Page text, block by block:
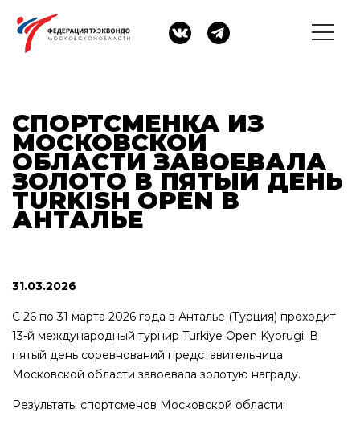
СПОРТСМЕНКА ИЗ
МОСКОВСКОЙ
ОБЛАСТИ ЗАВОЕВАЛА
ЗОЛОТО В ПЯТЫЙ ДЕНЬ
TURKISH OPEN В
АНТАЛЬЕ
31.03.2026
С 26 по 31 марта 2026 года в Анталье (Турция) проходит
13-й международный турнир Turkiye Open Kyorugi. В
пятый день соревнований представительница
Московской области завоевала золотую награду.
Результаты спортсменов Московской области: